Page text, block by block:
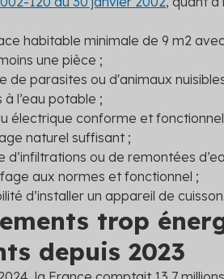
habitable minimale de 9 m2
une pièce ;
de parasites ou d'animaux
à l’eau potable ;
électrique conforme et
naturel suffisant ;
d’infiltrations ou de remontées
aux normes et fonctionnel ;
d’installer un appareil de cuisson.
trop
depuis 2023